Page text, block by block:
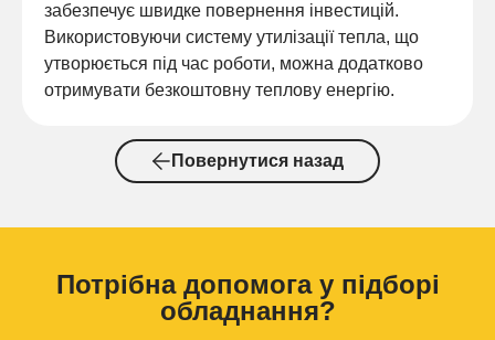
забезпечує швидке повернення інвестицій.
Використовуючи систему утилізації тепла, що
утворюється під час роботи, можна додатково
отримувати безкоштовну теплову енергію.
Повернутися назад
Потрібна допомога у підборі
обладнання?